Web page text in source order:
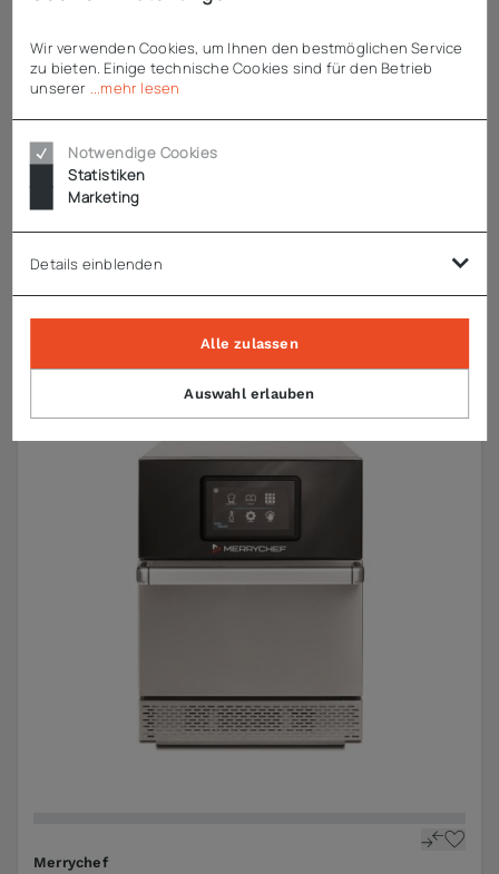
Merrychef
High-Speed Ofen conneX 12® High Power - schwarz
ab 8.435,12 €zzgl. MwSt.
Merrychef
Wir verwenden Cookies, um Ihnen den bestmöglichen Service
zu bieten. Einige technische Cookies sind für den Betrieb
unserer ...mehr lesen
Notwendige Cookies
Statistiken
Marketing
Details einblenden
Auswahl erlauben
Alle zulassen